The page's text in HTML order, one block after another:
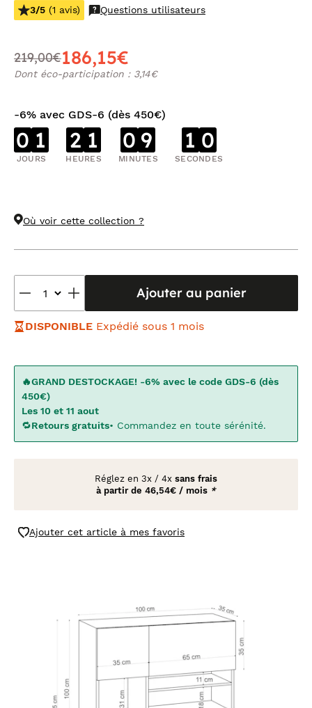
3/5 (1 avis) Questions utilisateurs
219,00€186,15€
Dont éco-participation : 3,14€
-6% avec GDS-6 (dès 450€)
0 1
JOURS
2 1
HEURES
0 9
MINUTES
0 9
SECONDES
Où voir cette collection ?
Ajouter au panier
DISPONIBLE Expédié sous 1 mois
🔥GRAND DESTOCKAGE! -6% avec le code GDS-6 (dès
450€)
Les 10 et 11 aout
🔁Retours gratuits• Commandez en toute sérénité.
Réglez en 3x / 4x sans frais
à partir de 46,54€ / mois *
Ajouter cet article à mes favoris